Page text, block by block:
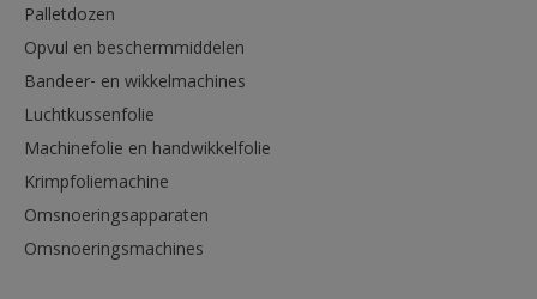
Palletdozen
Opvul en beschermmiddelen
Bandeer- en wikkelmachines
Luchtkussenfolie
Machinefolie en handwikkelfolie
Krimpfoliemachine
Omsnoeringsapparaten
Omsnoeringsmachines